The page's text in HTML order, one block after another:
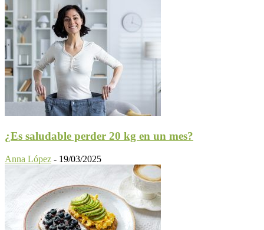
¿Es saludable perder 20 kg en un mes?
Anna López - 19/03/2025